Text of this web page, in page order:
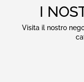
I
Visita il nostro